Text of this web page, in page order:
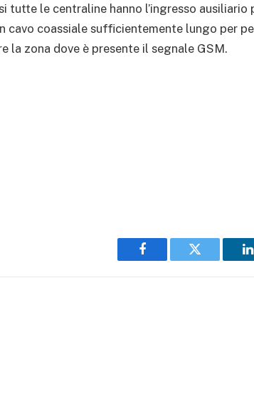
tutte le centraline hanno l’ingresso ausiliario
cavo coassiale sufficientemente lungo per
la zona dove è presente il segnale GSM.
Facebook Twitter